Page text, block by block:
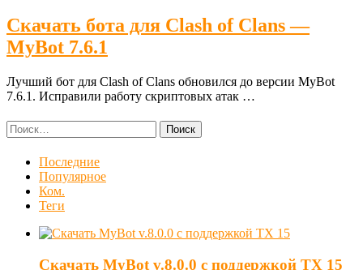
Скачать бота для Clash of Clans —
MyBot 7.6.1
Лучший бот для Clash of Clans обновился до версии MyBot
7.6.1. Исправили работу скриптовых атак …
Найти:
Последние
Популярное
Ком.
Теги
Скачать MyBot v.8.0.0 с поддержкой ТХ 15